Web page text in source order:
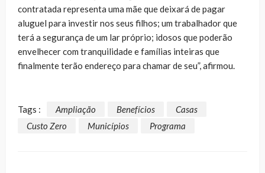
contratada representa uma mãe que deixará de pagar
aluguel para investir nos seus filhos; um trabalhador que
terá a segurança de um lar próprio; idosos que poderão
envelhecer com tranquilidade e famílias inteiras que
finalmente terão endereço para chamar de seu”, afirmou.
Tags : Ampliação Benefícios
Casas
Custo Zero
Municípios Programa